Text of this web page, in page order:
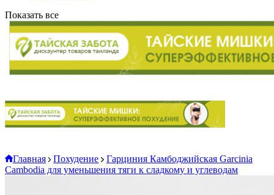
Показать все
Главная Похудение
Гарциния Камбоджийская Garcinia
Cambodia для уменьшения тяги к сладкому и углеводам